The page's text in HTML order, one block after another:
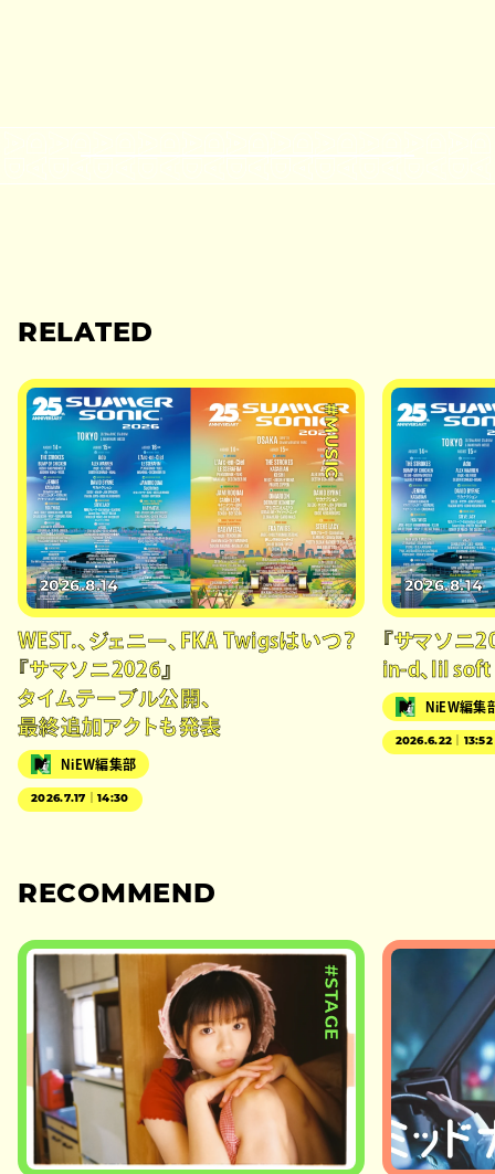
RELATED
#MUSIC
2026.8.14
WEST.、ジェニー、FKA Twigsはいつ？
『サマソニ2026』
タイムテーブル公開、
最終追加アクトも発表
NiEW編集部
2026.7.17｜14:30
2026.8.14
『サマソニ
in-d、lil
NiEW編集
2026.6.22｜13:52
RECOMMEND
#STAGE